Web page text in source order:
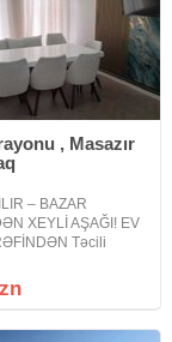
, Masazır
– BAZAR
XEYLİ AŞAĞI! EV
Təcili
tikdirdiyim evimi
xeyli sərfəli